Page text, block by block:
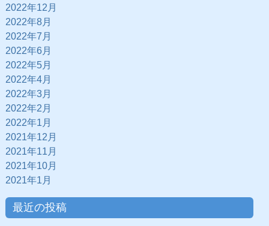
2022年12月
2022年8月
2022年7月
2022年6月
2022年5月
2022年4月
2022年3月
2022年2月
2022年1月
2021年12月
2021年11月
2021年10月
2021年1月
最近の投稿